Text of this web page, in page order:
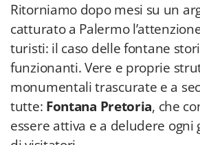
Ritorniamo dopo mesi su un
catturato a Palermo
turisti: il caso delle fontane
funzionanti. Vere e proprie
monumentali trascurate e a
tutte: Fontana Pretoria, che
essere attiva e a deludere ogni